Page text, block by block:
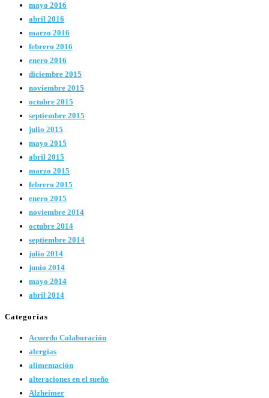
mayo 2016
abril 2016
marzo 2016
febrero 2016
enero 2016
diciembre 2015
noviembre 2015
octubre 2015
septiembre 2015
julio 2015
mayo 2015
abril 2015
marzo 2015
febrero 2015
enero 2015
noviembre 2014
octubre 2014
septiembre 2014
julio 2014
junio 2014
mayo 2014
abril 2014
Categorías
Acuerdo Colaboración
alergias
alimentación
alteraciones en el sueño
Alzheimer